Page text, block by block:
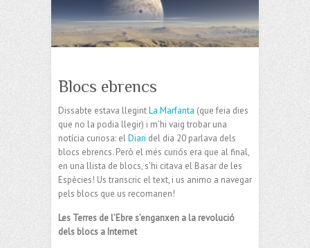
Blocs ebrencs
Dissabte estava llegintLa Marfanta (que feia dies
que no la podia llegir) i m’hi vaig trobar una
notícia curiosa: elDiari del dia 20 parlava dels
blocs ebrencs. Però el més curiós era que al final,
en una llista de blocs, s’hi citava el Basar de les
Espècies! Us transcric el text, i us animo a navegar
pels blocs que us recomanen!
Les Terres de l’Ebre s’enganxen a la revolució
dels blocs a Internet